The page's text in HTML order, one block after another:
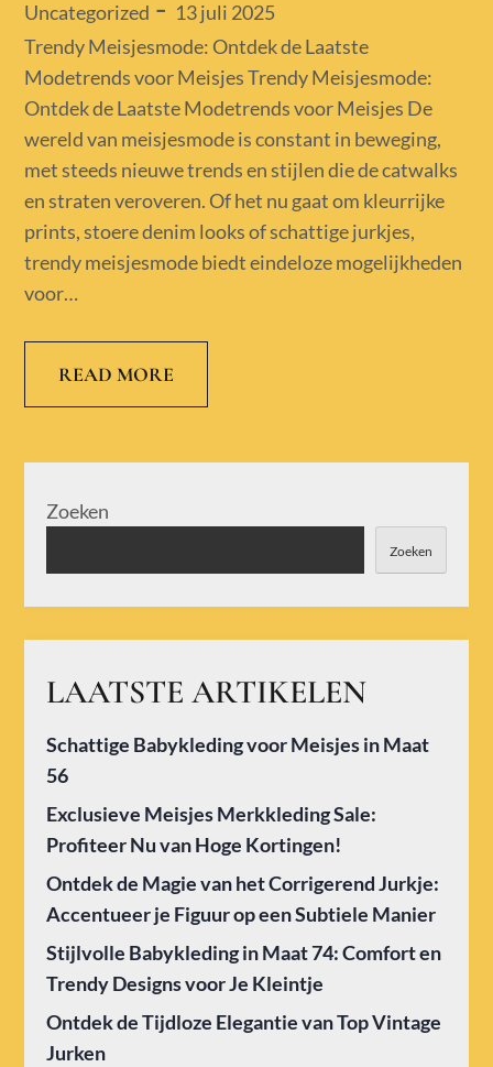
Uncategorized
Posted
on
13 juli 2025
Trendy Meisjesmode: Ontdek de Laatste
Modetrends voor Meisjes Trendy Meisjesmode:
Ontdek de Laatste Modetrends voor Meisjes De
wereld van meisjesmode is constant in beweging,
met steeds nieuwe trends en stijlen die de catwalks
en straten veroveren. Of het nu gaat om kleurrijke
prints, stoere denim looks of schattige jurkjes,
trendy meisjesmode biedt eindeloze mogelijkheden
voor…
READ MORE
Zoeken
Zoeken
LAATSTE ARTIKELEN
Schattige Babykleding voor Meisjes in Maat
56
Exclusieve Meisjes Merkkleding Sale:
Profiteer Nu van Hoge Kortingen!
Ontdek de Magie van het Corrigerend Jurkje:
Accentueer je Figuur op een Subtiele Manier
Stijlvolle Babykleding in Maat 74: Comfort en
Trendy Designs voor Je Kleintje
Ontdek de Tijdloze Elegantie van Top Vintage
Jurken